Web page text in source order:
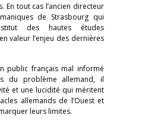
En tout cas l’ancien directeur
de Strasbourg qui
des hautes études
valeur l’enjeu des dernières
public français mal informé
du problème allemand, il
et une lucidité qui méritent
allemands de l’Ouest et
leurs limites.